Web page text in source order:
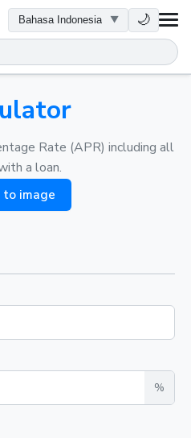
🌙
Rate (APR) including all
a loan.
to image
%